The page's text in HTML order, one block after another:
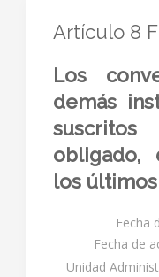
Artículo 8
Los
demás
obligado,
los
Fecha
Fecha de
Unidad